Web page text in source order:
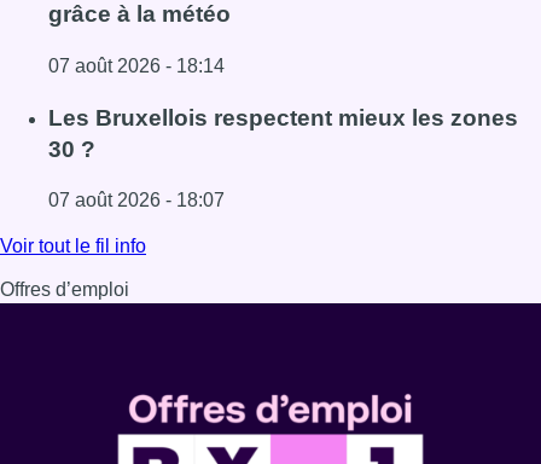
grâce à la météo
07 août 2026 - 18:14
Lire l'article Foire du Midi: les visiteurs au rendez-vous
Les Bruxellois respectent mieux les zones
30 ?
07 août 2026 - 18:07
Lire l'article Les Bruxellois respectent mieux les zones 30
Voir tout le fil info
Offres d’emploi